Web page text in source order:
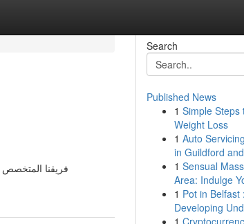
فريقنا
Search
Published News
1 Simple Steps
Weight Loss
1 Auto
in Guildford
1 Sensual
Area: Indulge
1 Pot in Belfast
Developing
1